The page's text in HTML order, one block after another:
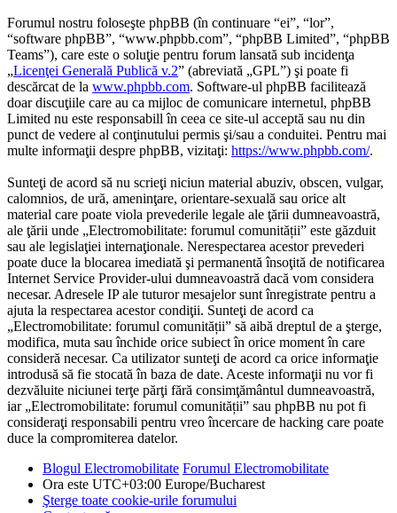
Forumul nostru foloseşte phpBB (în continuare “ei”, “lor”,
“software phpBB”, “www.phpbb.com”, “phpBB Limited”, “phpBB
Teams”), care este o soluţie pentru forum lansată sub incidenţa
„Licenţei Generală Publică v.2” (abreviată „GPL”) şi poate fi
descărcat de la www.phpbb.com. Software-ul phpBB facilitează
doar discuţiile care au ca mijloc de comunicare internetul, phpBB
Limited nu este responsabill în ceea ce site-ul acceptă sau nu din
punct de vedere al conţinutului permis şi/sau a conduitei. Pentru mai
multe informaţii despre phpBB, vizitaţi: https://www.phpbb.com/.
Sunteţi de acord să nu scrieţi niciun material abuziv, obscen, vulgar,
calomnios, de ură, ameninţare, orientare-sexuală sau orice alt
material care poate viola prevederile legale ale ţării dumneavoastră,
ale ţării unde „Electromobilitate: forumul comunității” este găzduit
sau ale legislaţiei internaţionale. Nerespectarea acestor prevederi
poate duce la blocarea imediată şi permanentă însoţită de notificarea
Internet Service Provider-ului dumneavoastră dacă vom considera
necesar. Adresele IP ale tuturor mesajelor sunt înregistrate pentru a
ajuta la respectarea acestor condiţii. Sunteţi de acord ca
„Electromobilitate: forumul comunității” să aibă dreptul de a şterge,
modifica, muta sau închide orice subiect în orice moment în care
consideră necesar. Ca utilizator sunteţi de acord ca orice informaţie
introdusă să fie stocată în baza de date. Aceste informaţii nu vor fi
dezvăluite niciunei terţe părţi fără consimţământul dumneavoastră,
iar „Electromobilitate: forumul comunității” sau phpBB nu pot fi
consideraţi responsabili pentru vreo încercare de hacking care poate
duce la compromiterea datelor.
Blogul Electromobilitate Forumul Electromobilitate
Ora este UTC+03:00 Europe/Bucharest
Şterge toate cookie-urile forumului